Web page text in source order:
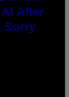
After
Sorry